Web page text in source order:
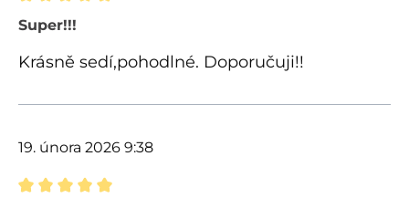
Recenze s hodnocením 5 z 5 hvězd
Super!!!
Krásně sedí,pohodlné. Doporučuji!!
19. února 2026 9:38